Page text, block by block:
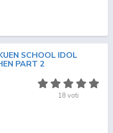
SCHOOL IDOL
PART 2
18 voti